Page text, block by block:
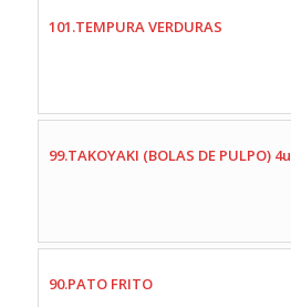
101.TEMPURA VERDURAS
99.TAKOYAKI (BOLAS DE PULPO) 4u
90.PATO FRITO